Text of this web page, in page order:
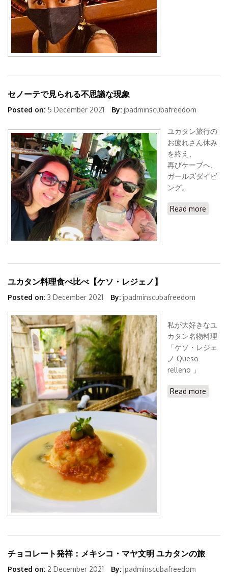
セノーテで見られる不思議な現象
Posted on: 5 December 2021 By: jpadminscubafreedom
ユカタン旅行の
お疲れさん休み
を終え、
再びケーブへ、
ガールズダイビ
ング。
Read more
な現象
ユカタン料理食べ比べ【ケソ・レジェノ】
Posted on: 3 December 2021 By: jpadminscubafreedom
私が大好きなユ
カタン名物料理
「ケソ・レジェ
ノ Queso
relleno 」
Read more
チョコレート発祥：メキシコ・マヤ文明 ユカタンの旅
Posted on: 2 December 2021 By: jpadminscubafreedom